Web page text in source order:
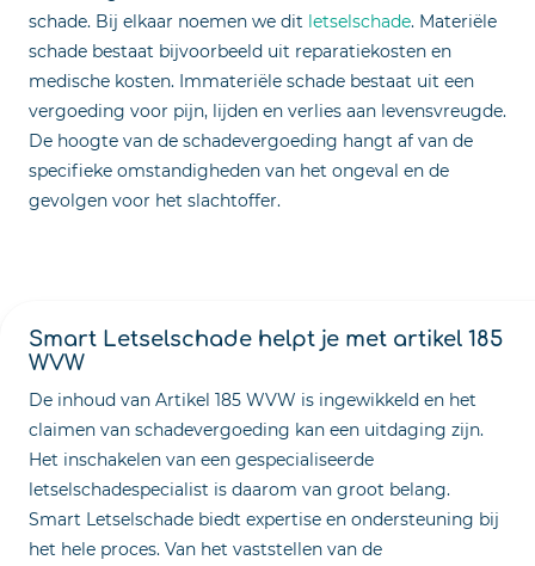
schade. Bij elkaar noemen we dit letselschade. Materiële
schade bestaat bijvoorbeeld uit reparatiekosten en
medische kosten. Immateriële schade bestaat uit een
vergoeding voor pijn, lijden en verlies aan levensvreugde.
De hoogte van de schadevergoeding hangt af van de
specifieke omstandigheden van het ongeval en de
gevolgen voor het slachtoffer.
Smart Letselschade helpt je met artikel 185
WVW
De inhoud van Artikel 185 WVW is ingewikkeld en het
claimen van schadevergoeding kan een uitdaging zijn.
Het inschakelen van een gespecialiseerde
letselschadespecialist is daarom van groot belang.
Smart Letselschade biedt expertise en ondersteuning bij
het hele proces. Van het vaststellen van de